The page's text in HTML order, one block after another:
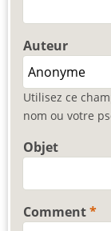
Auteur
Utilisez ce
nom ou votre
Objet
Comment